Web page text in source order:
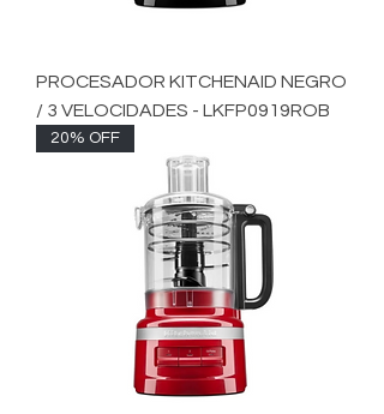
PROCESADOR KITCHENAID NEGRO
/ 3 VELOCIDADES - LKFP0919ROB
20% OFF